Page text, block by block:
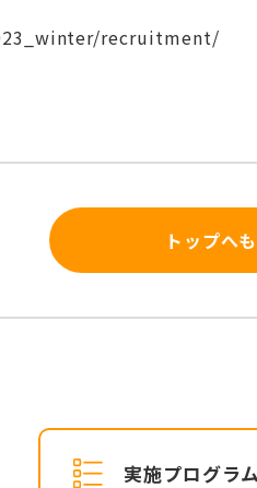
recruitment/
トップへ
実施プログラム